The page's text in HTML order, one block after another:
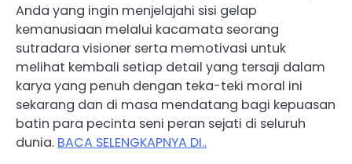
Anda yang ingin menjelajahi sisi gelap
kemanusiaan melalui kacamata seorang
sutradara visioner serta memotivasi untuk
melihat kembali setiap detail yang tersaji dalam
karya yang penuh dengan teka-teki moral ini
sekarang dan di masa mendatang bagi kepuasan
batin para pecinta seni peran sejati di seluruh
dunia. BACA SELENGKAPNYA DI..